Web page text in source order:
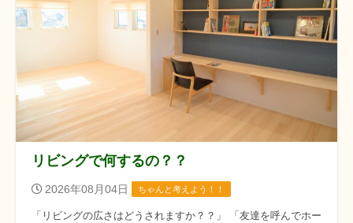
リビングで何するの？？
2026年08月04日 ちゃんと考えよう！！
「リビングの広さはどうされますか？？」 「友達を呼んでホー